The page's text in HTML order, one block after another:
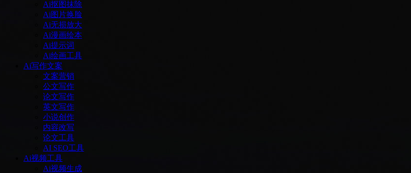
Ai抠图抹除
Ai图片换脸
Ai无损放大
Ai漫画绘本
Ai提示词
Ai绘画工具
Ai写作文案
文案营销
公文写作
论文写作
英文写作
小说创作
内容改写
论文工具
AI SEO工具
Ai视频工具
Ai视频生成